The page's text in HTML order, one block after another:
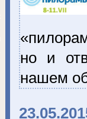
но и
нашем